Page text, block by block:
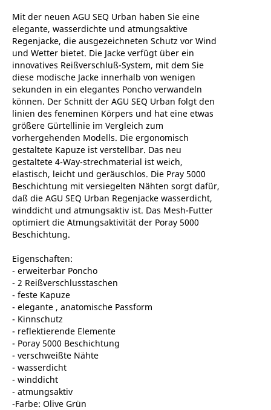
Mit der neuen AGU SEQ Urban haben Sie eine
elegante, wasserdichte und atmungsaktive
Regenjacke, die ausgezeichneten Schutz vor Wind
und Wetter bietet. Die Jacke verfügt über ein
innovatives Reißverschluß-System, mit dem Sie
diese modische Jacke innerhalb von wenigen
sekunden in ein elegantes Poncho verwandeln
können. Der Schnitt der AGU SEQ Urban folgt den
linien des feneminen Körpers und hat eine etwas
größere Gürtellinie im Vergleich zum
vorhergehenden Modells. Die ergonomisch
gestaltete Kapuze ist verstellbar. Das neu
gestaltete 4-Way-strechmaterial ist weich,
elastisch, leicht und geräuschlos. Die Pray 5000
Beschichtung mit versiegelten Nähten sorgt dafür,
daß die AGU SEQ Urban Regenjacke wasserdicht,
winddicht und atmungsaktiv ist. Das Mesh-Futter
optimiert die Atmungsaktivität der Poray 5000
Beschichtung.
Eigenschaften:
- erweiterbar Poncho
- 2 Reißverschlusstaschen
- feste Kapuze
- elegante , anatomische Passform
- Kinnschutz
- reflektierende Elemente
- Poray 5000 Beschichtung
- verschweißte Nähte
- wasserdicht
- winddicht
- atmungsaktiv
-Farbe: Olive Grün